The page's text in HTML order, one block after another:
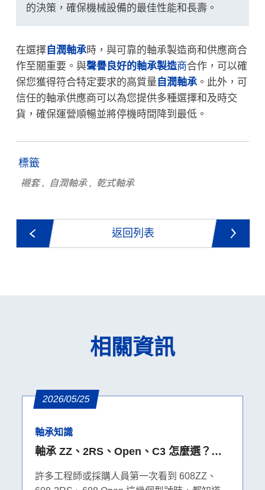
的決策，確保機械設備的最佳性能和長壽。
在選擇自潤軸承時，與可靠的軸承製造商和供應商合
作至關重要。與聲譽良好的軸承製造商合作，可以確
保您獲得符合特定要求的高質量 自潤軸承。此外，可
信任的軸承供應商可以為您提供多種選擇和及時交
貨，確保運營順暢並將停機時間降到最低。
標籤
襯套 自潤軸承 乾式軸承
返回列表
相關資訊
2026/05/25
軸承知識
軸承 ZZ、2RS、Open、C3 怎麼選？密
許多工程師或採購人員第一次看到 608ZZ、